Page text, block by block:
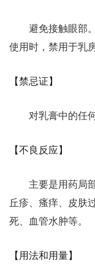
避免接触眼部
使用时，禁用于乳
【禁忌证】
对乳膏中的任
【不良反应】
主要是用药局
丘疹、瘙痒、皮肤
死、血管水肿等。
【用法和用量】